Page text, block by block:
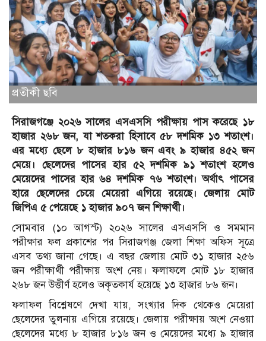
প্রতীকী ছবি
সিরাজগঞ্জে ২০২৬ সালের এসএসসি পরীক্ষায় পাস করেছে ১৮
হাজার ২৬৮ জন, যা শতকরা হিসাবে ৫৮ দশমিক ১৩ শতাংশ।
এর মধ্যে ছেলে ৮ হাজার ৮১৬ জন এবং ৯ হাজার ৪৫২ জন
মেয়ে। ছেলেদের পাসের হার ৫২ দশমিক ৯১ শতাংশ হলেও
মেয়েদের পাসের হার ৬৪ দশমিক ৭৬ শতাংশ। অর্থাৎ পাসের
হারে ছেলেদের চেয়ে মেয়েরা এগিয়ে রয়েছে। জেলায় মোট
জিপিএ ৫ পেয়েছে ১ হাজার ৯০৭ জন শিক্ষার্থী।
সোমবার (১০ আগস্ট) ২০২৬ সালের এসএসসি ও সমমান
পরীক্ষার ফল প্রকাশের পর সিরাজগঞ্জ জেলা শিক্ষা অফিস সূত্রে
এসব তথ্য জানা গেছে। এ বছর জেলায় মোট ৩১ হাজার ২৫৬
জন পরীক্ষার্থী পরীক্ষায় অংশ নেয়। ফলাফলে মোট ১৮ হাজার
২৬৮ জন উত্তীর্ণ হলেও অকৃতকার্য হয়েছে ১৩ হাজার ৮৬ জন।
ফলাফল বিশ্লেষণে দেখা যায়, সংখ্যার দিক থেকেও মেয়েরা
ছেলেদের তুলনায় এগিয়ে রয়েছে। জেলায় পরীক্ষায় অংশ নেওয়া
ছেলেদের মধ্যে ৮ হাজার ৮১৬ জন ও মেয়েদের মধ্যে ৯ হাজার